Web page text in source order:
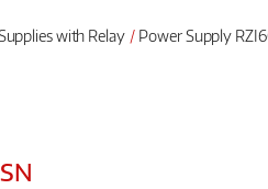
with Relay Power Supply